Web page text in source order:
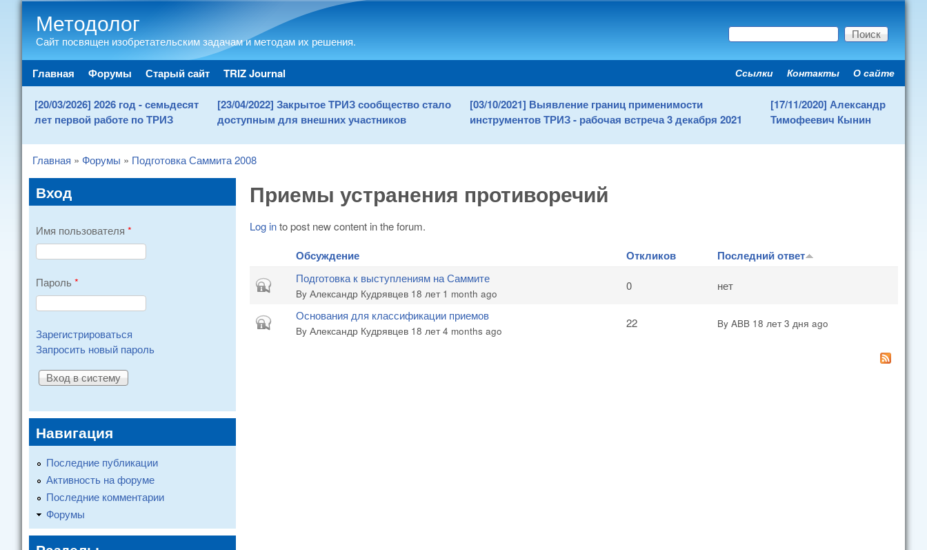
Методолог
Сайт посвящен изобретательским задачам и методам их решения. Форма поиска
Поиск
Main menu
Главная Форумы Старый сайт TRIZ Journal Secondary menu
Ссылки Контакты О сайте
[20/03/2026] 2026 год - семьдесят
лет первой работе по ТРИЗ
[23/04/2022] Закрытое ТРИЗ сообщество стало
доступным для внешних участников
[03/10/2021] Выявление границ применимости
инструментов ТРИЗ - рабочая встреча 3 декабря 2021
[17/11/2020] Александр
Тимофеевич Кынин
You are here
Главная » Форумы » Подготовка Саммита 2008
Приемы устранения противоречий
Log into post new content in the forum.
Обсуждение Откликов Последний ответ
Closed topicПодготовка к выступлениям на Саммите
By Александр Кудрявцев18 лет 1 month ago
0 нет
Closed topicОснования для классификации приемов
By Александр Кудрявцев18 лет 4 months ago
22 By ABB18 лет 3 дня ago
Вход
Имя пользователя *
Пароль *
Зарегистрироваться
Запросить новый пароль
Навигация
Последние публикации
Активность на форуме
Последние комментарии
Форумы